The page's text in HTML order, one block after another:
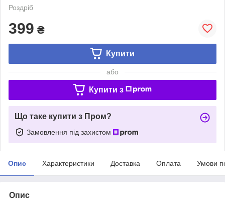
Роздріб
399 ₴
Купити
або
Купити з
Що таке купити з Пром?
Замовлення під захистом
Опис Характеристики Доставка Оплата Умови
Опис